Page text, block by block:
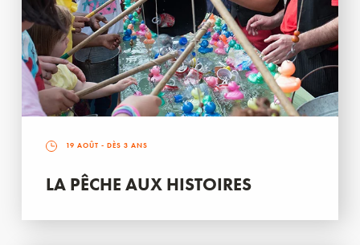
19 AOÛT - DÈS 3 ANS
LA PÊCHE AUX HISTOIRES